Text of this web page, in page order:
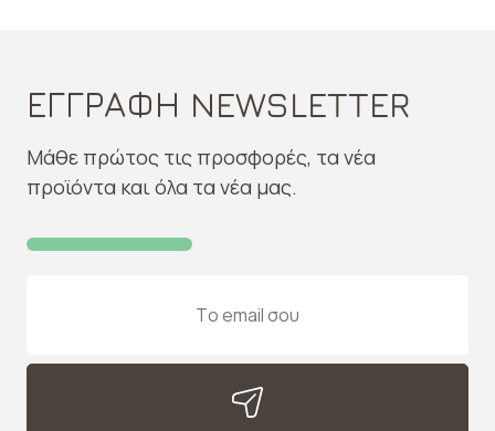
ΕΓΓΡΑΦΗ NEWSLETTER
Μάθε πρώτος τις προσφορές, τα νέα
προϊόντα και όλα τα νέα μας.